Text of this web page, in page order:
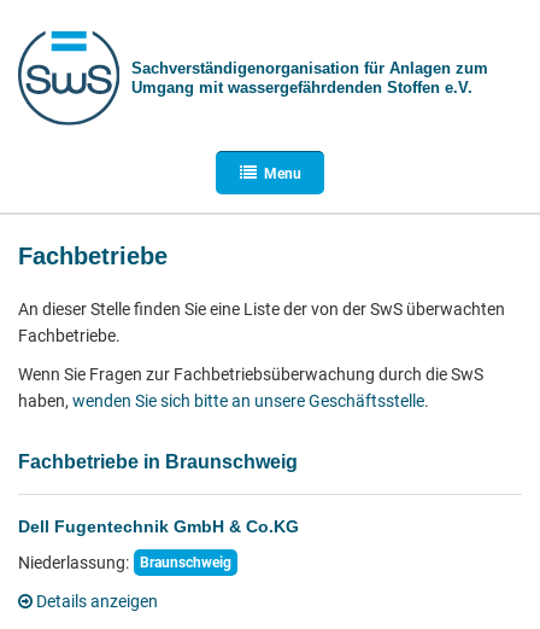
Sachverständigen­organisation für Anlagen zum
Umgang mit wasser­gefährdenden Stoffen e.V.
Menu
Fachbetriebe
An dieser Stelle finden Sie eine Liste der von der SwS überwachten
Fachbetriebe.
Wenn Sie Fragen zur Fachbetriebsüberwachung durch die SwS
haben, wenden Sie sich bitte an unsere Geschäftsstelle.
Fachbetriebe in Braunschweig
Dell Fugentechnik GmbH & Co.KG
Niederlassung:
Braunschweig
Details anzeigen